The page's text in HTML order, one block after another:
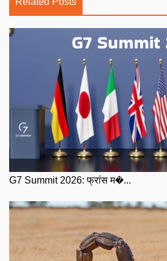
G7 Summit 2026: फ्रांस म�...